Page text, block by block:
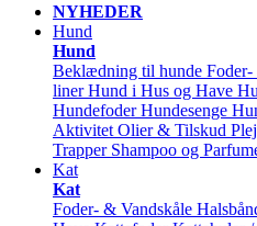
NYHEDER
Hund
Hund
Beklædning til hunde Foder-
liner Hund i Hus og Have
Hundefoder Hundesenge
Aktivitet Olier & Tilskud
Trapper Shampoo og
Kat
Kat
Foder- & Vandskåle